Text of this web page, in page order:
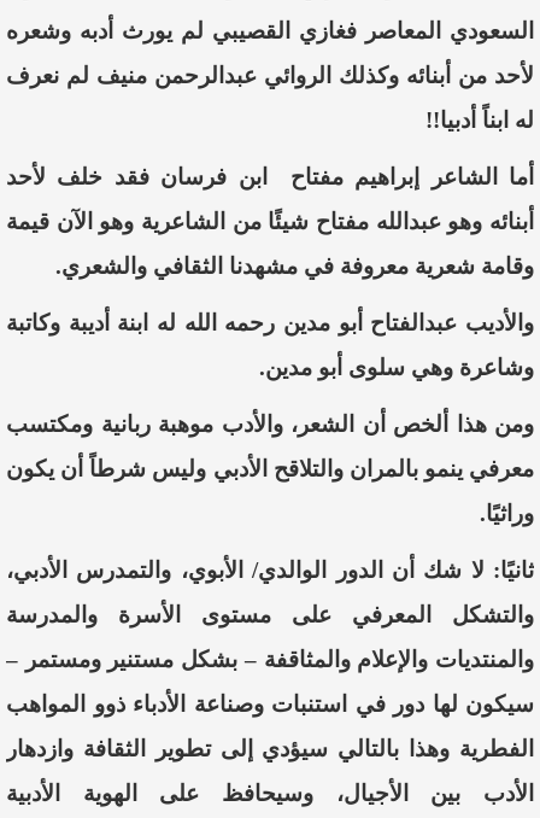
السعودي المعاصر فغازي القصيبي لم يورث أدبه وشعره
لأحد من أبنائه وكذلك الروائي عبدالرحمن منيف لم نعرف
له ابناً أدبيا!!
أما الشاعر إبراهيم مفتاح ابن فرسان فقد خلف لأحد
أبنائه وهو عبدالله مفتاح شيئًا من الشاعرية وهو الآن قيمة
وقامة شعرية معروفة في مشهدنا الثقافي والشعري.
والأديب عبدالفتاح أبو مدين رحمه الله له ابنة أديبة وكاتبة
وشاعرة وهي سلوى أبو مدين.
ومن هذا ألخص أن الشعر، والأدب موهبة ربانية ومكتسب
معرفي ينمو بالمران والتلاقح الأدبي وليس شرطاً أن يكون
وراثيًا.
ثانيًا: لا شك أن الدور الوالدي/ الأبوي، والتمدرس الأدبي،
والتشكل المعرفي على مستوى الأسرة والمدرسة
والمنتديات والإعلام والمثاقفة – بشكل مستنير ومستمر –
سيكون لها دور في استنبات وصناعة الأدباء ذوو المواهب
الفطرية وهذا بالتالي سيؤدي إلى تطوير الثقافة وازدهار
الأدب بين الأجيال، وسيحافظ على الهوية الأدبية